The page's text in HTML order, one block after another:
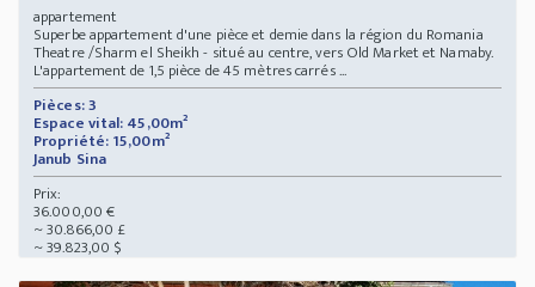
appartement
Superbe appartement d'une pièce et demie dans la région du Romania
Theatre /Sharm el Sheikh - situé au centre, vers Old Market et Namaby.
L'appartement de 1,5 pièce de 45 mètres carrés ...
Pièces: 3
Espace vital: 45,00m²
Propriété: 15,00m²
Janub Sina
Prix:
36.000,00 €
~ 30.866,00 £
~ 39.823,00 $